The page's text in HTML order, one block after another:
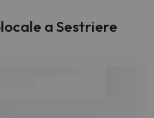
a Sestriere